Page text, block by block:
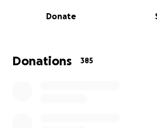
doch dreht sich die Welt weiter.
die Ärzte ihr nicht mehr viel Zeit
Donate
Donations 385